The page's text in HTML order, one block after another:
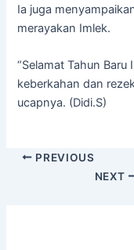
Ia juga
merayakan Imlek.
“Selamat Tahun
keberkahan dan
ucapnya. (Didi.S)
PREVIOUS
NEXT